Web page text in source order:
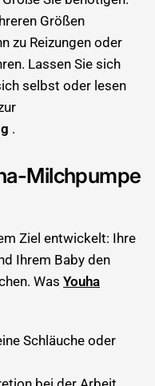
Größen
zu Reizungen oder
Lassen Sie sich
selbst oder lesen
.
Milchpumpe
Ziel entwickelt: Ihre
Ihrem Baby den
WasYouha
Schläuche oder